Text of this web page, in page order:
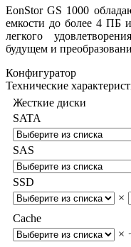
EonStor GS 1000
емкости до более 4 ПБ
легкого
будущем и
Конфигуратор
Технические
Жесткие диски
SATA
SAS
SSD
×
Cache
×